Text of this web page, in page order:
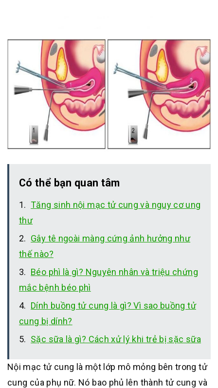
Có thể bạn quan tâm
Tăng sinh nội mạc tử cung và nguy cơ ung
thư
Gây tê ngoài màng cứng ảnh hưởng như
thế nào?
Béo phì là gì? Nguyên nhân và triệu chứng
mắc bệnh béo phì
Dính buồng tử cung là gì? Vì sao buồng tử
cung bị dính?
Sặc sữa là gì? Cách xử lý khi trẻ bị sặc sữa
Nội mạc tử cung là một lớp mô mỏng bên trong tử
cung của phụ nữ. Nó bao phủ lên thành tử cung và